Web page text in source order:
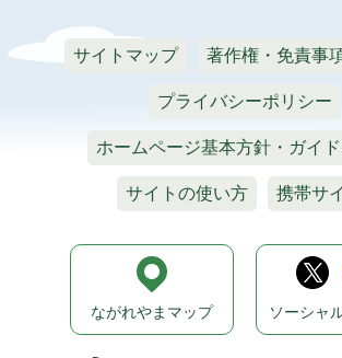
サイトマップ 著作権・免責事
プライバシーポリシー
ホームページ基本方針・ガイ
サイトの使い方 携帯サ
ながれやまマップ ソーシャ